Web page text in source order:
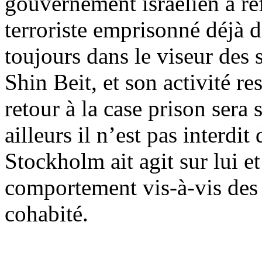
terroriste emprisonné déjà
toujours dans le viseur des
Shin Beit, et son activité
retour à la case prison sera
ailleurs il n’est pas interdit
Stockholm ait agit sur lui
comportement vis-à-vis
cohabité.